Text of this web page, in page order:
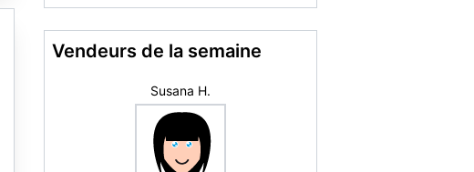
Vendeurs de la semaine
labuche89